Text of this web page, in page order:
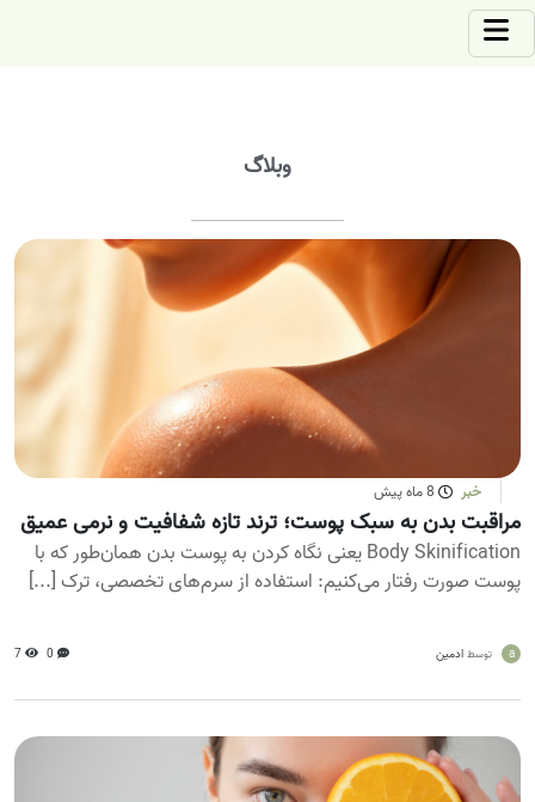
وبلاگ
خبر 8 ماه پیش
مراقبت بدن به سبک پوست؛ ترند تازه شفافیت و نرمی عمیق
Body Skinification یعنی نگاه کردن به پوست بدن همان‌طور که با
پوست صورت رفتار می‌کنیم: استفاده از سرم‌های تخصصی، ترک [...]
a توسط ادمین 0
7